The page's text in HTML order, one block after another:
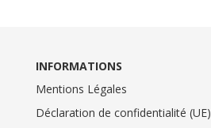
INFORMATIONS
Mentions Légales
Déclaration de confidentialité (UE)